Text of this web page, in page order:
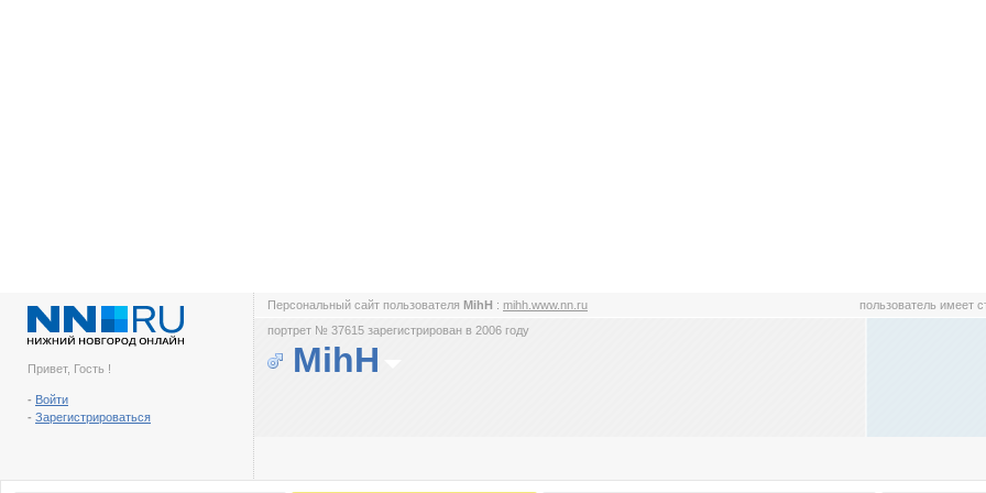
Привет, Гость !
- Войти
- Зарегистрироваться
Персональный сайт пользователя MihH : mihh.www.nn.ru пользователь имеет
портрет № 37615 зарегистрирован в 2006 году
MihH